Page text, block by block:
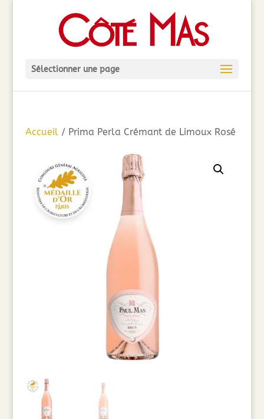
Sélectionner une page
Accueil/ Prima Perla Crémant de Limoux Rosé